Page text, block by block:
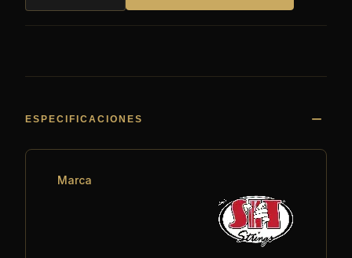
ESPECIFICACIONES
Marca